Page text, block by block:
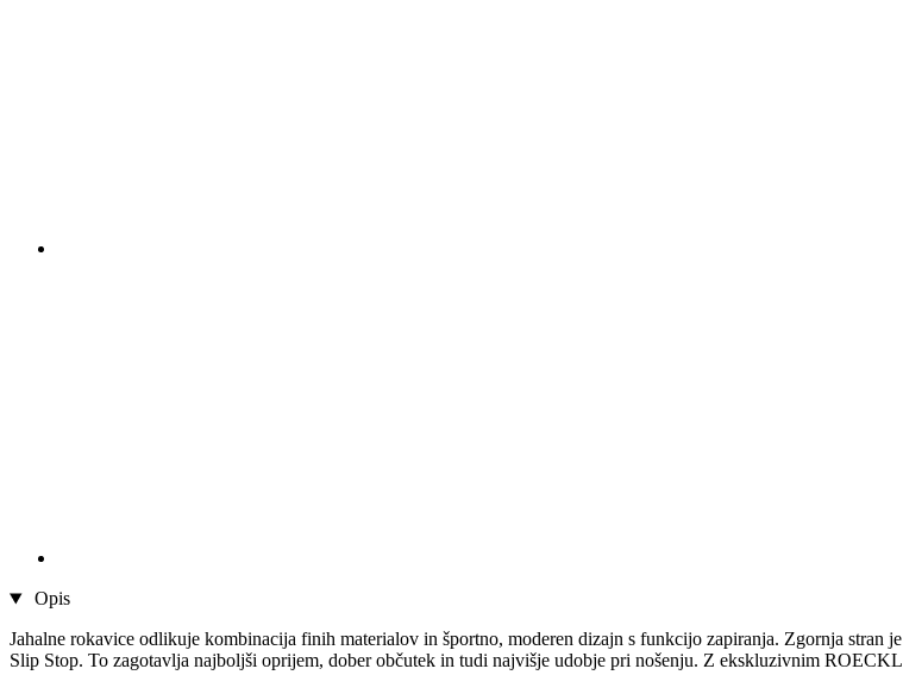
Opis
Jahalne rokavice odlikuje kombinacija finih materialov in športno, moderen dizajn s funkcijo zapiranja. Zgornja
Slip Stop. To zagotavlja najboljši oprijem, dober občutek in tudi najvišje udobje pri nošenju. Z ekskluzivnim